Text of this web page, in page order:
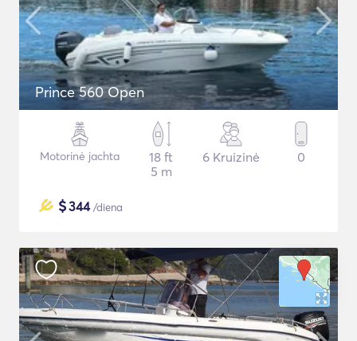
Prince 560 Open
Motorinė jachta
18 ft
5 m
6 Kruizinė 0
$344/diena